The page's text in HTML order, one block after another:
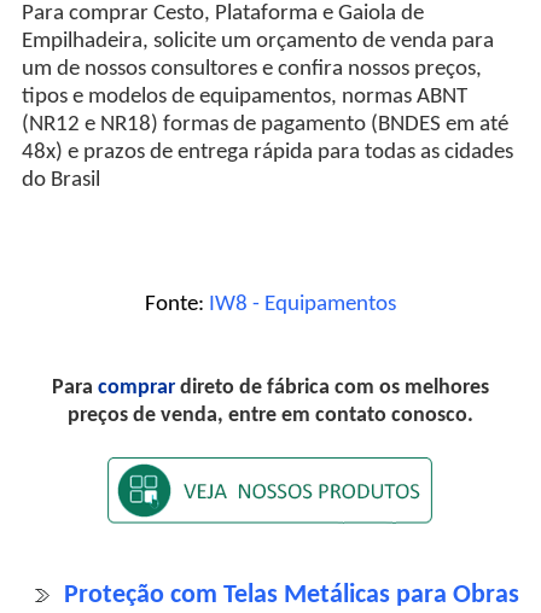
Para comprar Cesto, Plataforma e Gaiola de
Empilhadeira, solicite um orçamento de venda para
um de nossos consultores e confira nossos preços,
tipos e modelos de equipamentos, normas ABNT
(NR12 e NR18) formas de pagamento (BNDES em até
48x) e prazos de entrega rápida para todas as cidades
do Brasil
Fonte: IW8 - Equipamentos
Para comprar direto de fábrica com os melhores
preços de venda, entre em contato conosco.
Proteção com Telas Metálicas para Obras